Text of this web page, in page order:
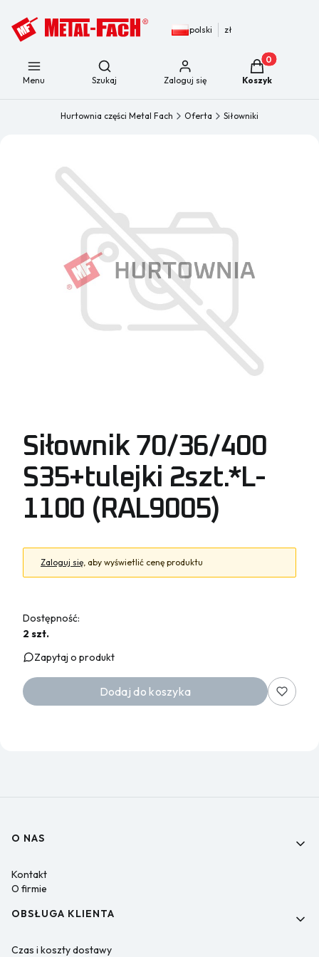
polski zł
Menu
Otwórz wyszukiwarkę
Szukaj Zaloguj się
Produkty w
Koszyk
Hurtownia części Metal Fach Oferta Siłowniki
Siłownik 70/36/400
S35+tulejki 2szt.*L-
1100 (RAL9005)
Zaloguj się, aby wyświetlić cenę produktu
Dostępność:
2 szt.
Zapytaj o produkt
Dodaj do koszyka
Linki w stopce
O NAS
Kontakt
O firmie
OBSŁUGA KLIENTA
Czas i koszty dostawy